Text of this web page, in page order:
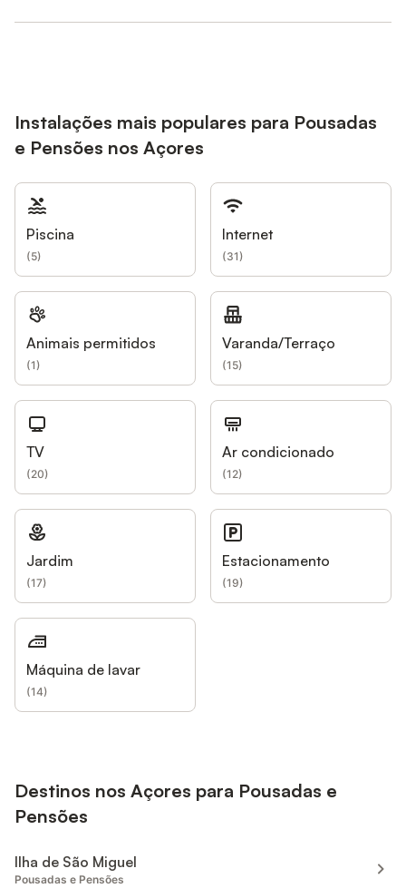
Instalações mais populares para Pousadas
e Pensões nos Açores
Piscina
(5)
Internet
(31)
Animais permitidos
(1)
Varanda/Terraço
(15)
TV
(20)
Ar condicionado
(12)
Jardim
(17)
Estacionamento
(19)
Máquina de lavar
(14)
Destinos nos Açores para Pousadas e
Pensões
Ilha de São Miguel
Pousadas e Pensões